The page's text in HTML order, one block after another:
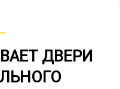
ДВЕРИ